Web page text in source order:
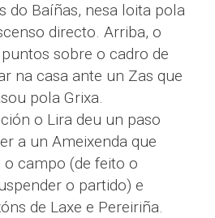
do Baíñas, nesa loita pola
directo. Arriba, o
sobre o cadro de
na casa ante un Zas que
pola Grixa.
o Lira deu un paso
a un Ameixenda que
campo (de feito o
o partido) e
de Laxe e Pereiriña.